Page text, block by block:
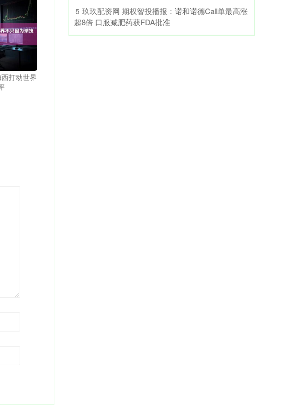
打动世界
5 ​玖玖配资网 期权智投播报：诺和诺德Call单最高涨
超8倍 口服减肥药获FDA批准